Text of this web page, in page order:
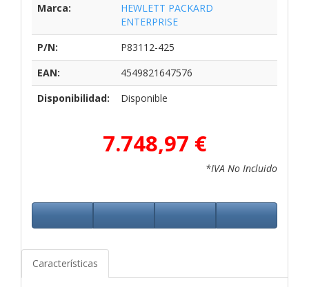
Marca:
HEWLETT PACKARD
ENTERPRISE
P/N:
P83112-425
EAN:
4549821647576
Disponibilidad:
Disponible
7.748,97 €
*IVA No Incluido
Características